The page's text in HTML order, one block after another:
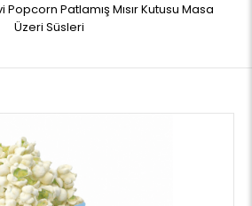
Popcorn Patlamış Mısır Kutusu Masa
Üzeri Süsleri